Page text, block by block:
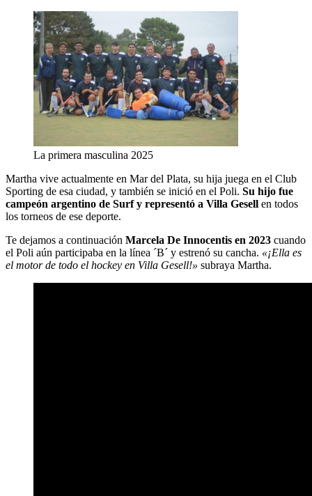
La primera masculina 2025
Martha vive actualmente en Mar del Plata, su hija juega en el Club
Sporting de esa ciudad, y también se inició en el Poli. Su hijo fue
campeón argentino de Surf y representó a Villa Gesell en todos
los torneos de ese deporte.
Te dejamos a continuación Marcela De Innocentis en 2023 cuando
el Poli aún participaba en la línea ´B´ y estrenó su cancha. «¡Ella es
el motor de todo el hockey en Villa Gesell!» subraya Martha.